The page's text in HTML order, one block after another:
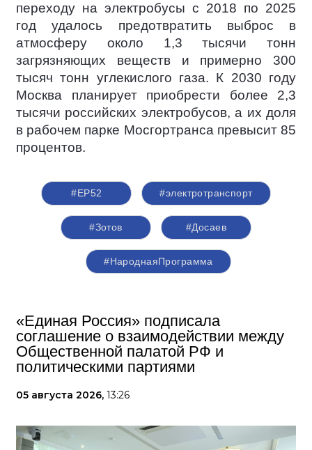
переходу на электробусы с 2018 по 2025
год удалось предотвратить выброс в
атмосферу около 1,3 тысячи тонн
загрязняющих веществ и примерно 300
тысяч тонн углекислого газа. К 2030 году
Москва планирует приобрести более 2,3
тысячи российских электробусов, а их доля
в рабочем парке Мосгортранса превысит 85
процентов.
#ЕР52 #электротранспорт
#Зотов #Досаев
#НароднаяПрограмма
«Единая Россия» подписала
соглашение о взаимодействии между
Общественной палатой РФ и
политическими партиями
05 августа 2026, 13:26